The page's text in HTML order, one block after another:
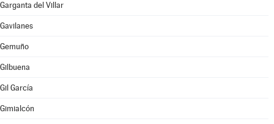
Garganta del Villar
Gavilanes
Gemuño
Gilbuena
Gil García
Gimialcón